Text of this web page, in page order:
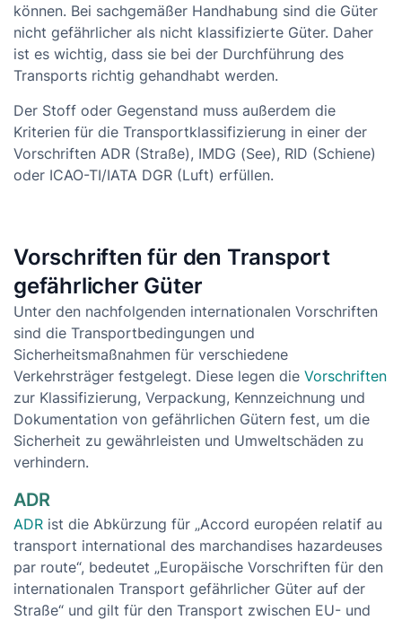
können. Bei sachgemäßer Handhabung sind die Güter
nicht gefährlicher als nicht klassifizierte Güter. Daher
ist es wichtig, dass sie bei der Durchführung des
Transports richtig gehandhabt werden.
Der Stoff oder Gegenstand muss außerdem die
Kriterien für die Transportklassifizierung in einer der
Vorschriften ADR (Straße), IMDG (See), RID (Schiene)
oder ICAO-TI/IATA DGR (Luft) erfüllen.
Vorschriften für den Transport
gefährlicher Güter
Unter den nachfolgenden internationalen Vorschriften
sind die Transportbedingungen und
Sicherheitsmaßnahmen für verschiedene
Verkehrsträger festgelegt. Diese legen die Vorschriften
zur Klassifizierung, Verpackung, Kennzeichnung und
Dokumentation von gefährlichen Gütern fest, um die
Sicherheit zu gewährleisten und Umweltschäden zu
verhindern.
ADR
ADR ist die Abkürzung für „Accord européen relatif au
transport international des marchandises hazardeuses
par route“, bedeutet „Europäische Vorschriften für den
internationalen Transport gefährlicher Güter auf der
Straße“ und gilt für den Transport zwischen EU- und